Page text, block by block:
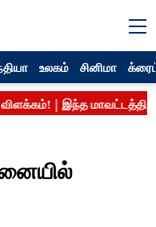
உலகம் சினிமா